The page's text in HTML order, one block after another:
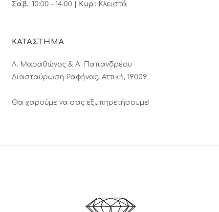
Σαβ.: 10:00 – 14:00 | Κυρ.: Κλειστά
ΚΑΤΑΣΤΗΜΑ
Λ. Μαραθώνος & A. Παπανδρέου
Διασταύρωση Ραφήνας, Αττική, 19009
Θα χαρούμε να σας εξυπηρετήσουμε!